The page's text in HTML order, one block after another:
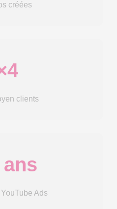
créées
clients
ans
Ads